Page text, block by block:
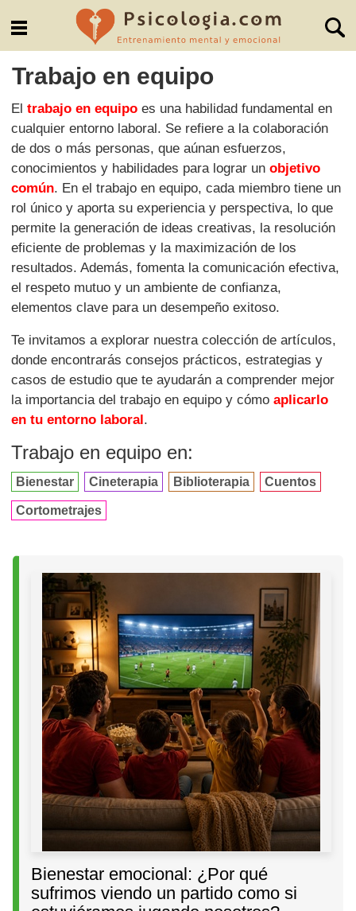
Trabajo en equipo
Eltrabajo en equipo es una habilidad fundamental en
cualquier entorno laboral. Se refiere a la colaboración
de dos o más personas, que aúnan esfuerzos,
conocimientos y habilidades para lograr unobjetivo
común. En el trabajo en equipo, cada miembro tiene un
rol único y aporta su experiencia y perspectiva, lo que
permite la generación de ideas creativas, la resolución
eficiente de problemas y la maximización de los
resultados. Además, fomenta la comunicación efectiva,
el respeto mutuo y un ambiente de confianza,
elementos clave para un desempeño exitoso.
Te invitamos a explorar nuestra colección de artículos,
donde encontrarás consejos prácticos, estrategias y
casos de estudio que te ayudarán a comprender mejor
la importancia del trabajo en equipo y cómoaplicarlo
en tu entorno laboral .
Trabajo en equipo en:
Bienestar Cineterapia Biblioterapia Cuentos
Cortometrajes
Bienestar emocional: ¿Por qué
sufrimos viendo un partido como si